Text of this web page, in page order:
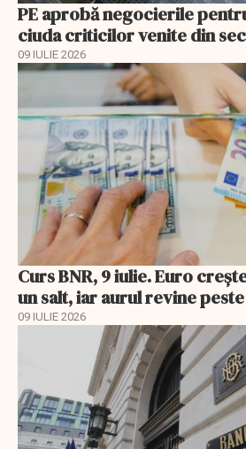
PE aprobă negocierile
ciuda criticilor venite din
09 IULIE 2026
Curs BNR, 9 iulie. Euro
un salt, iar aurul revine
09 IULIE 2026